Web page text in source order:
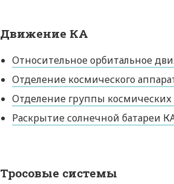
Движение КА
Относительное орбитальное
Отделение космического
Отделение группы
Раскрытие солнечной батареи
Тросовые системы